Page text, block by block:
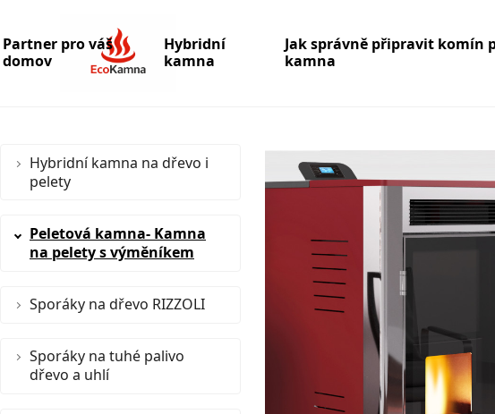
Partner pro váš
domov
Hybridní
kamna
Jak správně připravit komín
kamna
Hybridní kamna na dřevo i
pelety
Peletová kamna- Kamna
na pelety s výměníkem
Sporáky na dřevo RIZZOLI
Sporáky na tuhé palivo
dřevo a uhlí